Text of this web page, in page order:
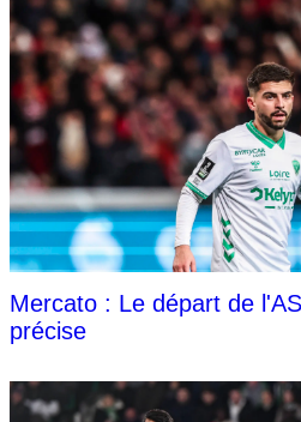
Mercato : Le départ de
précise